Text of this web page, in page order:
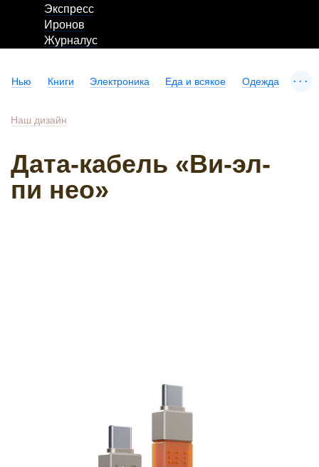
Экспресс
Иронов
Журналус
Нью Книги Электроника Еда и всякое Одежда ...
Наш дизайн
Дата-кабель «Ви-эл-
пи нео»